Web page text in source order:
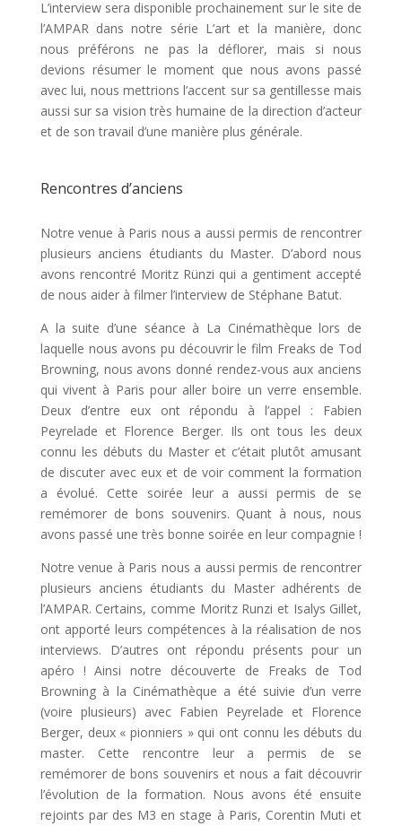
L’interview sera disponible prochainement sur le site de
l’AMPAR dans notre série L’art et la manière, donc
nous préférons ne pas la déflorer, mais si nous
devions résumer le moment que nous avons passé
avec lui, nous mettrions l’accent sur sa gentillesse mais
aussi sur sa vision très humaine de la direction d’acteur
et de son travail d’une manière plus générale.
Rencontres d’anciens
Notre venue à Paris nous a aussi permis de rencontrer
plusieurs anciens étudiants du Master. D’abord nous
avons rencontré Moritz Rünzi qui a gentiment accepté
de nous aider à filmer l’interview de Stéphane Batut.
A la suite d’une séance à La Cinémathèque lors de
laquelle nous avons pu découvrir le film Freaks de Tod
Browning, nous avons donné rendez-vous aux anciens
qui vivent à Paris pour aller boire un verre ensemble.
Deux d’entre eux ont répondu à l’appel : Fabien
Peyrelade et Florence Berger. Ils ont tous les deux
connu les débuts du Master et c’était plutôt amusant
de discuter avec eux et de voir comment la formation
a évolué. Cette soirée leur a aussi permis de se
remémorer de bons souvenirs. Quant à nous, nous
avons passé une très bonne soirée en leur compagnie !
Notre venue à Paris nous a aussi permis de rencontrer
plusieurs anciens étudiants du Master adhérents de
l’AMPAR. Certains, comme Moritz Runzi et Isalys Gillet,
ont apporté leurs compétences à la réalisation de nos
interviews. D’autres ont répondu présents pour un
apéro ! Ainsi notre découverte de Freaks de Tod
Browning à la Cinémathèque a été suivie d’un verre
(voire plusieurs) avec Fabien Peyrelade et Florence
Berger, deux « pionniers » qui ont connu les débuts du
master. Cette rencontre leur a permis de se
remémorer de bons souvenirs et nous a fait découvrir
l’évolution de la formation. Nous avons été ensuite
rejoints par des M3 en stage à Paris, Corentin Muti et